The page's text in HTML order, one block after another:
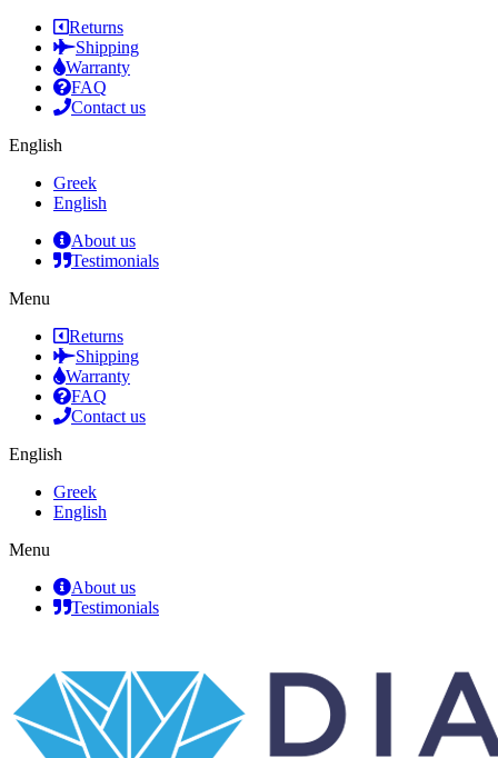
Returns
Shipping
Warranty
FAQ
Contact us
English
Greek
English
About us
Testimonials
Menu
Returns
Shipping
Warranty
FAQ
Contact us
English
Greek
English
Menu
About us
Testimonials